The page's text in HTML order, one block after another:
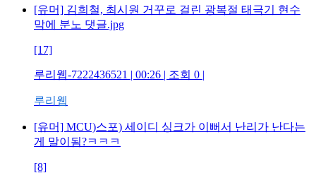
[유머] 김희철, 최시원 거꾸로 걸린 광복절 태극기 현수
막에 분노 댓글.jpg
[17]
루리웹-7222436521 | 00:26 | 조회 0 |
루리웹
[유머] MCU)스포) 세이디 싱크가 이뻐서 난리가 난다는
게 말이됨?ㅋㅋㅋ
[8]